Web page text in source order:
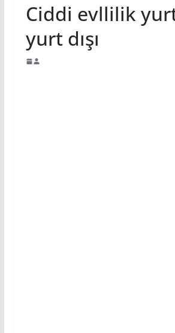
Ciddi evllilik
yurt dışı